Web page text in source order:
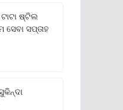
ଷ୍ଟିଲ
ସପ୍ତାହ